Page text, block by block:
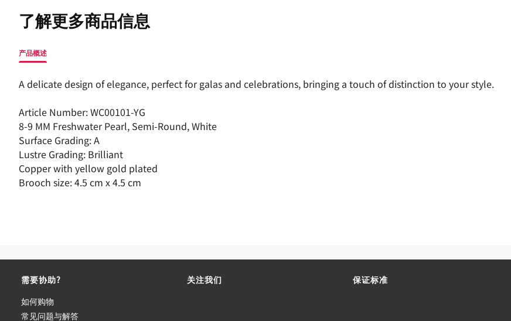
了解更多商品信息
产品概述
A delicate design of elegance, perfect for galas and celebrations, bringing a touch of distinction to your style.
Article Number: WC00101-YG
8-9 MM Freshwater Pearl, Semi-Round, White
Surface Grading: A
Lustre Grading: Brilliant
Copper with yellow gold plated
Brooch size: 4.5 cm x 4.5 cm
需要协助?
如何购物
常见问题与解答
关注我们 保证标准